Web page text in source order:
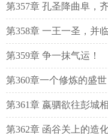
高招！
第357章 孔圣降曲阜，
第358章 一王一圣，并临
第359章 争一抹气运！
第360章一个修炼的盛
第361章 嬴驷欲往彭城相
第362章 函谷关上的造化